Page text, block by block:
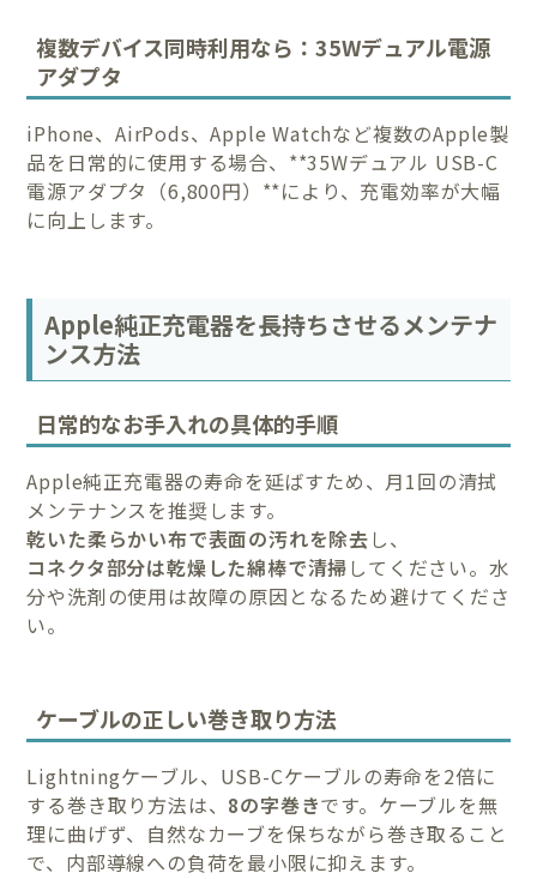
複数デバイス同時利用なら：35Wデュアル電源
アダプタ
iPhone、AirPods、Apple Watchなど複数のApple製
品を日常的に使用する場合、**35Wデュアル USB-C
電源アダプタ（6,800円）**により、充電効率が大幅
に向上します。
Apple純正充電器を長持ちさせるメンテナ
ンス方法
日常的なお手入れの具体的手順
Apple純正充電器の寿命を延ばすため、月1回の清拭
メンテナンスを推奨します。
乾いた柔らかい布で表面の汚れを除去 し、
コネクタ部分は乾燥した綿棒で清掃 してください。水
分や洗剤の使用は故障の原因となるため避けてくださ
い。
ケーブルの正しい巻き取り方法
Lightningケーブル、USB-Cケーブルの寿命を2倍に
する巻き取り方法は、 8の字巻きです。ケーブルを無
理に曲げず、自然なカーブを保ちながら巻き取ること
で、内部導線への負荷を最小限に抑えます。